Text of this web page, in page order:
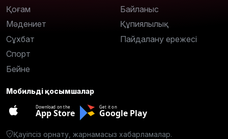
Қоғам
Мәдениет
Сұхбат
Спорт
Бейне
Байланыс
Құпиялылық
Пайдалану ережесі
Мобильді қосымшалар
Download on the
App Store
Get it on
Google Play
Қауіпсіз орнату, жарнамасыз хабарламалар.